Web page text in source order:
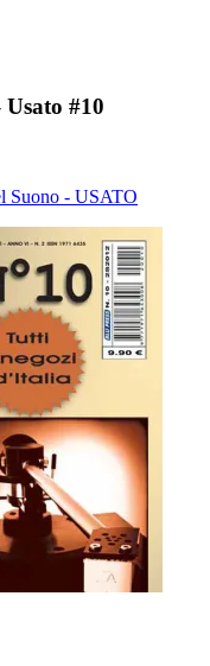
#10
Suono - USATO